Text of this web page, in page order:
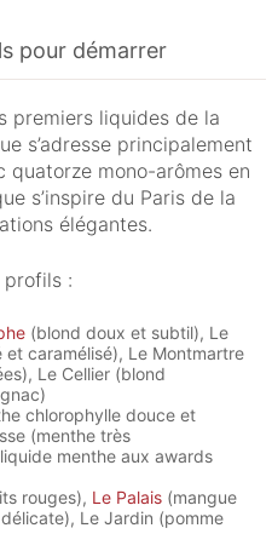
pour démarrer
premiers liquides de la
s’adresse principalement
quatorze mono-arômes en
s’inspire du Paris de la
élégantes.
profils :
(blond doux et subtil), Le
caramélisé), Le Montmartre
Le Cellier (blond
chlorophylle douce et
(menthe très
menthe aux awards
rouges), Le Palais (mangue
Le Jardin (pomme